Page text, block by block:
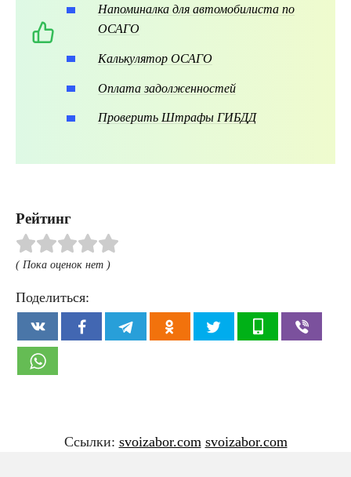
Напоминалка для автомобилиста по
ОСАГО
Калькулятор ОСАГО
Оплата задолженностей
Проверить Штрафы ГИБДД
Рейтинг
( Пока оценок нет )
Поделиться:
Ссылки: svoizabor.com svoizabor.com